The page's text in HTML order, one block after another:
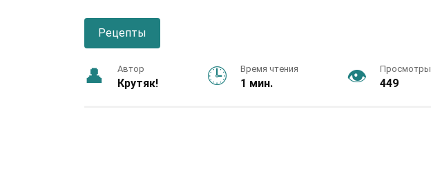
Рецепты
Автор
Крутяк!
Время чтения
1 мин.
Просмотры
449